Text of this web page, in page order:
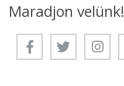
Maradjon velünk!